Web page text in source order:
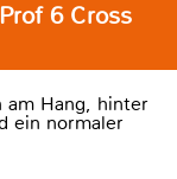
6 Cross
Hang, hinter
ein normaler